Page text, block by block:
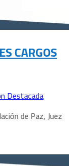
CARGOS
Destacada
de Paz, Juez